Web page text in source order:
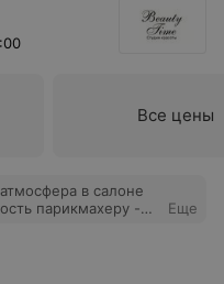
Все цены
в салоне
парикмахеру -
Еще